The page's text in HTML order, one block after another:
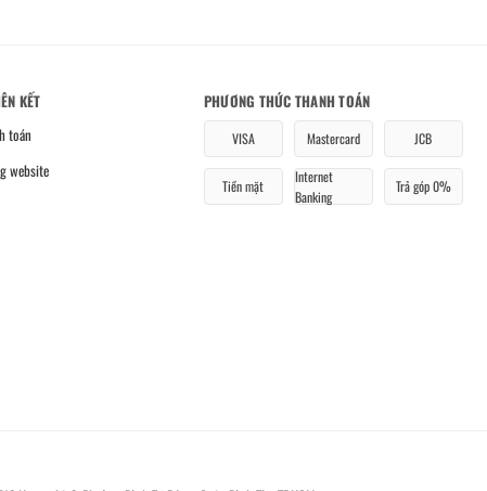
KẾT
toán
website
PHƯƠNG THỨC THANH TOÁN
VISA Mastercard JCB
Tiền mặt
Internet
Banking
Trả góp 0%